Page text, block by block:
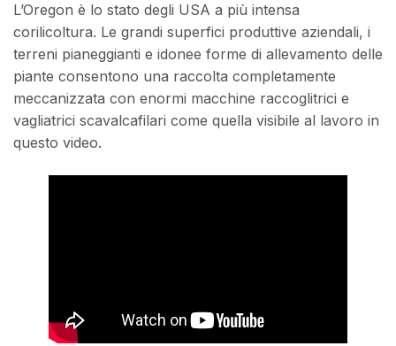
L’Oregon è lo stato degli USA a più intensa
corilicoltura. Le grandi superfici produttive aziendali, i
terreni pianeggianti e idonee forme di allevamento delle
piante consentono una raccolta completamente
meccanizzata con enormi macchine raccoglitrici e
vagliatrici scavalcafilari come quella visibile al lavoro in
questo video.